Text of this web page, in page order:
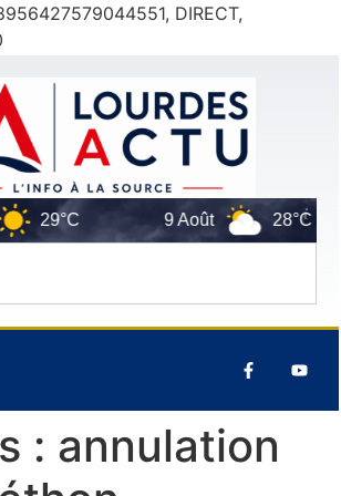
DIRECT,
29°C 9 Août 28°C
: annulation